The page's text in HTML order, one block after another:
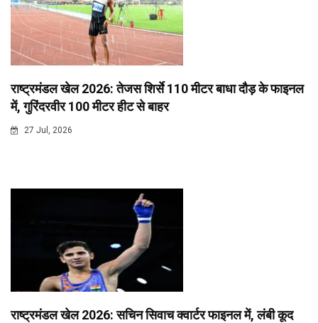
राष्ट्रमंडल खेल 2026: तेजस शिर्से 110 मीटर बाधा दौड़ के फाइनल
में, गुरिंदरवीर 100 मीटर हीट से बाहर
27 Jul, 2026
राष्ट्रमंडल खेल 2026: सचिन सिवाच क्वार्टर फाइनल में, लंबी कूद